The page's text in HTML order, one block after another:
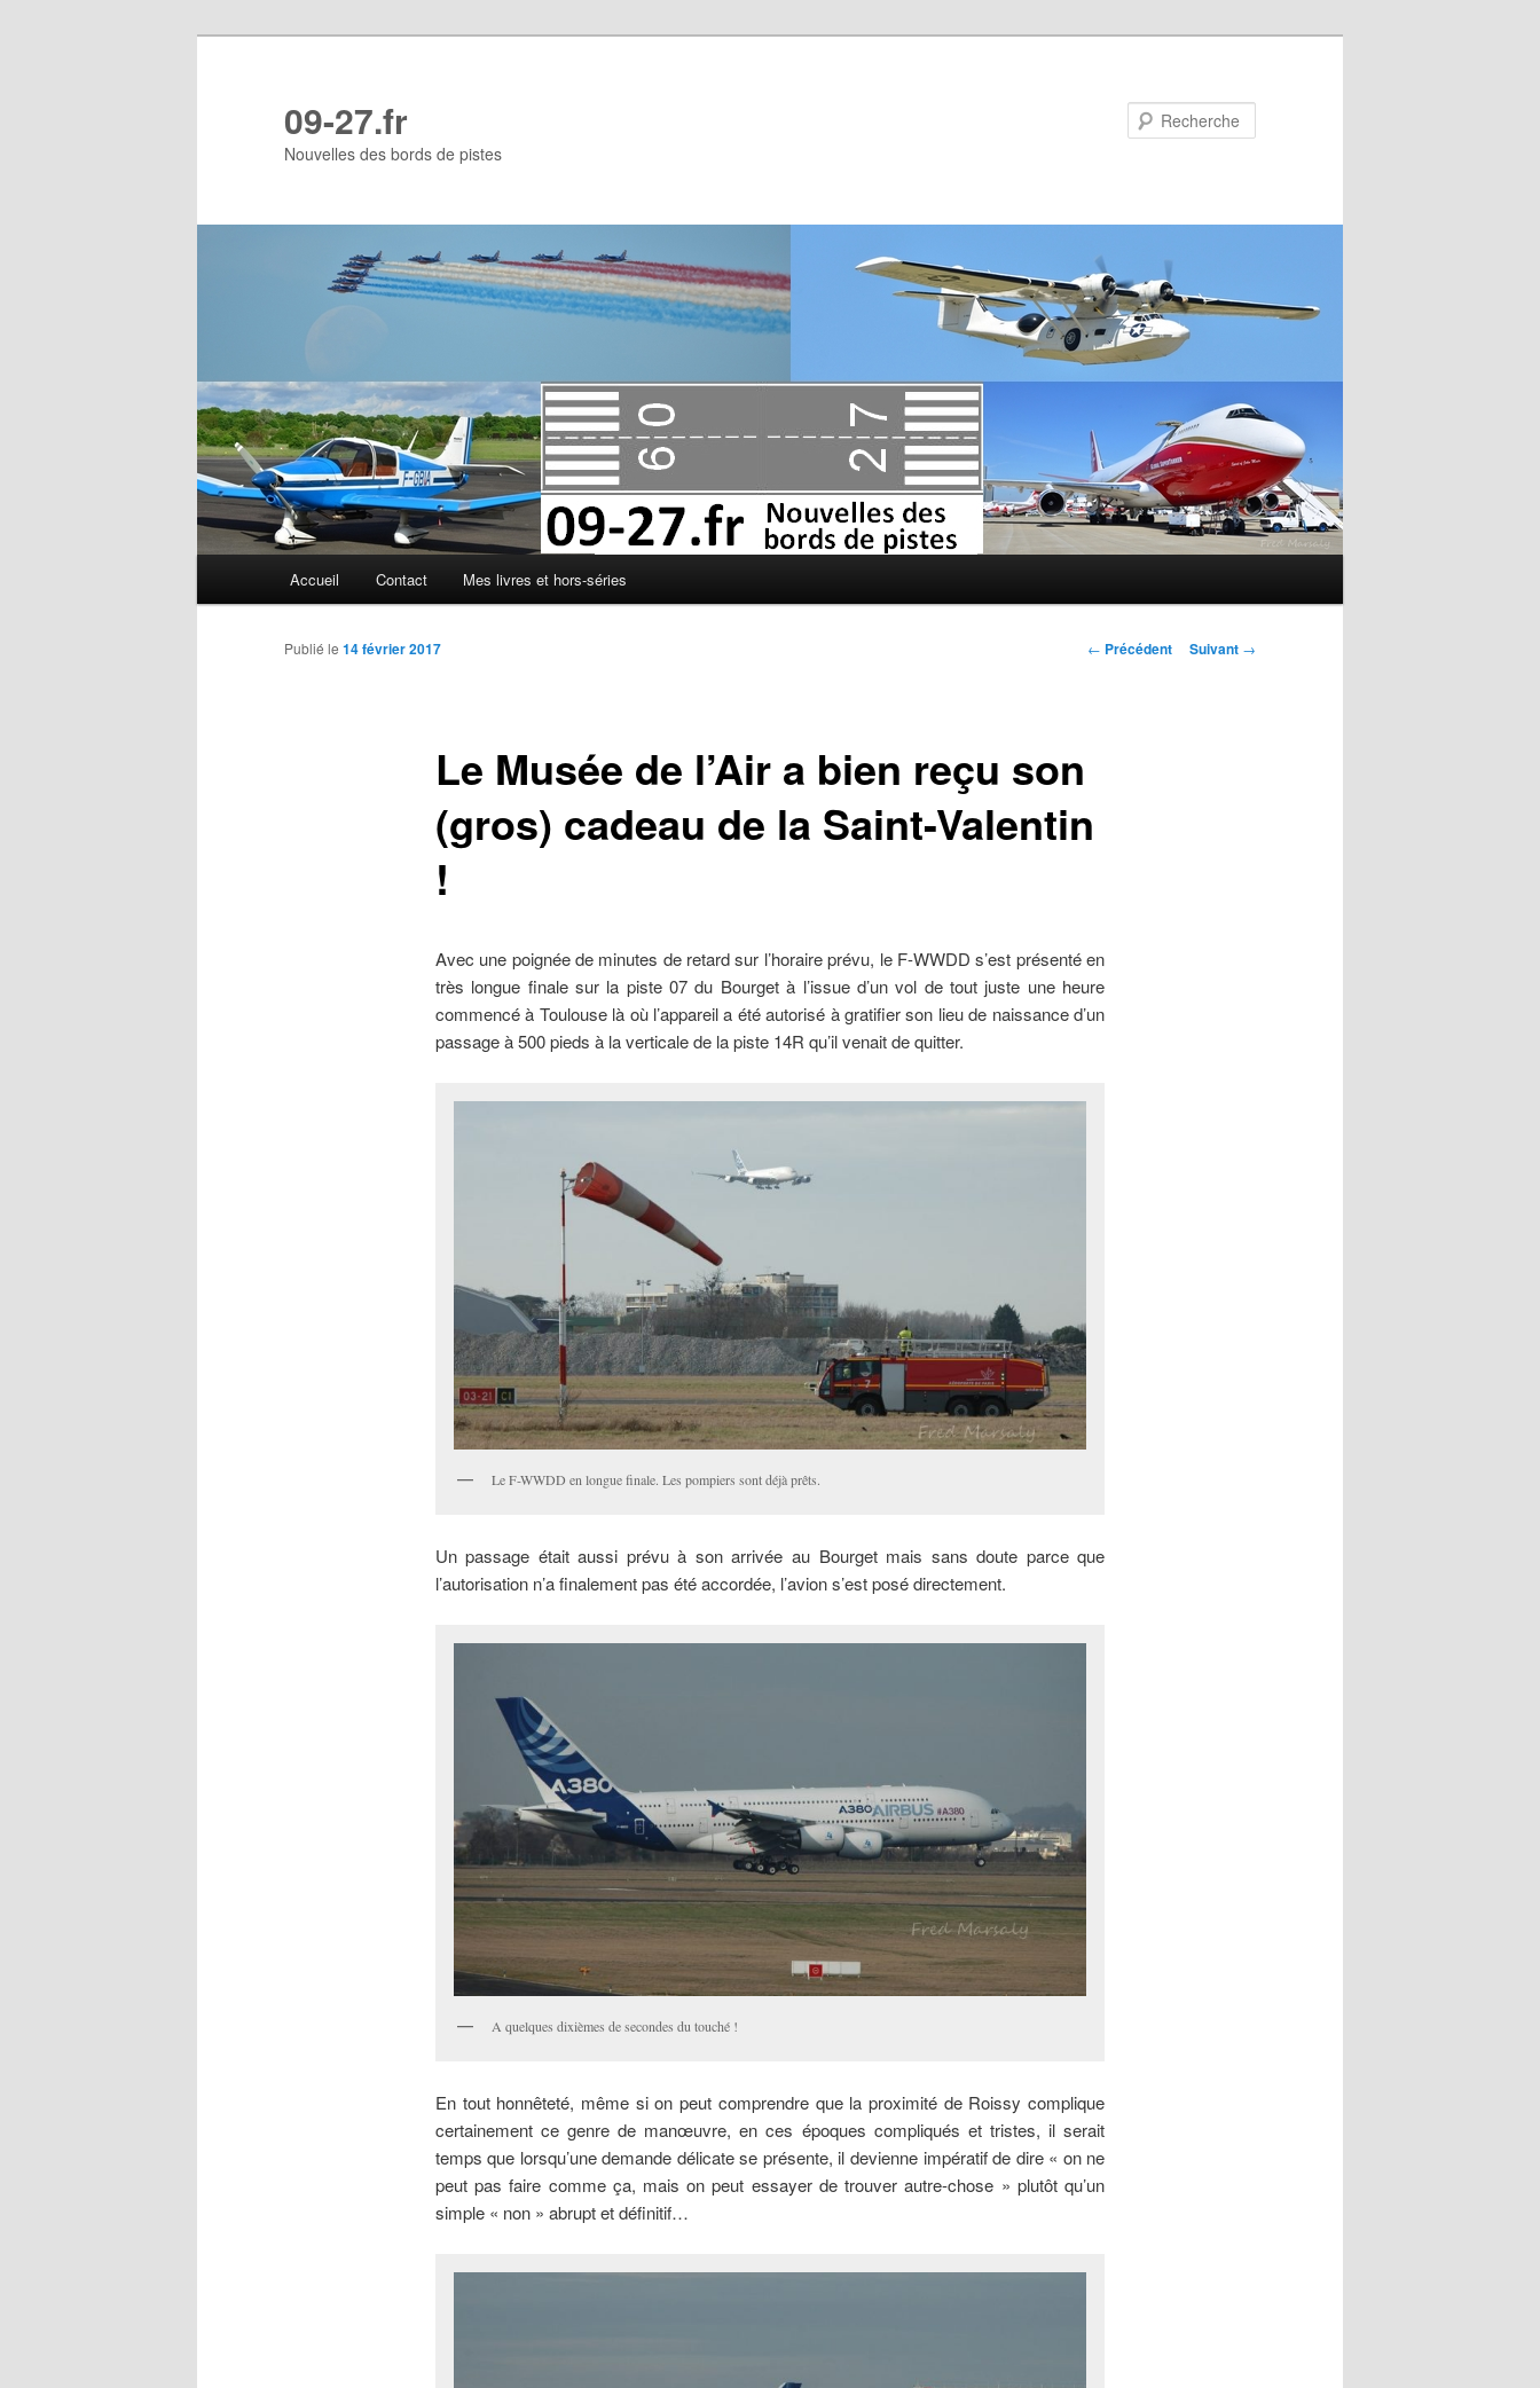
09-27.fr
Nouvelles des bords de pistes
Accueil Contact Mes livres et hors-séries
Navigation
← Précédent Suivant →
Le Musée de l’Air a bien reçu son
(gros) cadeau de la Saint-Valentin
!
Publié le 14 février 2017
Avec une poignée de minutes de retard sur l’horaire prévu, le F-WWDD s’est présenté en
très longue finale sur la piste 07 du Bourget à l’issue d’un vol de tout juste une heure
commencé à Toulouse là où l’appareil a été autorisé à gratifier son lieu de naissance d’un
passage à 500 pieds à la verticale de la piste 14R qu’il venait de quitter.
Le F-WWDD en longue finale. Les pompiers sont déjà prêts.
Un passage était aussi prévu à son arrivée au Bourget mais sans doute parce que
l’autorisation n’a finalement pas été accordée, l’avion s’est posé directement.
A quelques dixièmes de secondes du touché !
En tout honnêteté, même si on peut comprendre que la proximité de Roissy complique
certainement ce genre de manœuvre, en ces époques compliqués et tristes, il serait
temps que lorsqu’une demande délicate se présente, il devienne impératif de dire « on ne
peut pas faire comme ça, mais on peut essayer de trouver autre-chose » plutôt qu’un
simple « non » abrupt et définitif…